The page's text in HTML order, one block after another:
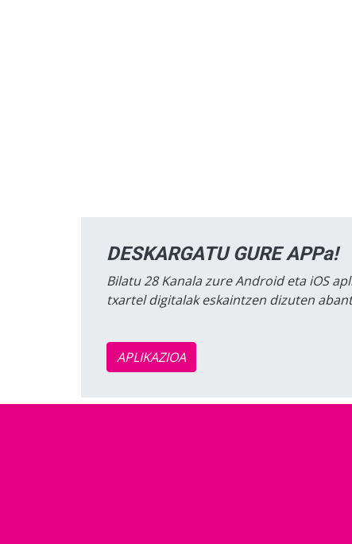
DESKARGATU GURE APPa!
Bilatu 28 Kanala zure Android eta iOS
txartel digitalak eskaintzen dizuten
APLIKAZIOA